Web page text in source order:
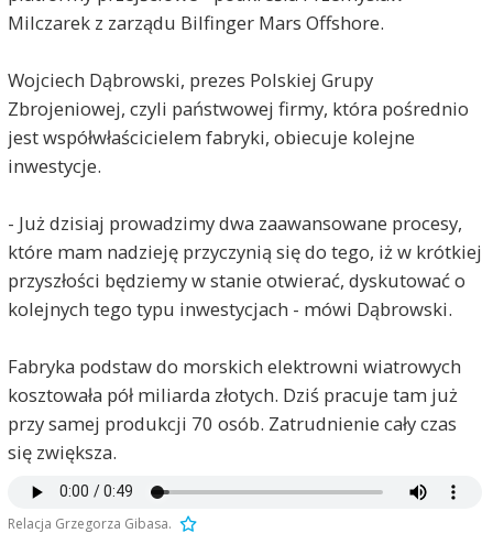
Milczarek z zarządu Bilfinger Mars Offshore.
Wojciech Dąbrowski, prezes Polskiej Grupy
Zbrojeniowej, czyli państwowej firmy, która pośrednio
jest współwłaścicielem fabryki, obiecuje kolejne
inwestycje.
- Już dzisiaj prowadzimy dwa zaawansowane procesy,
które mam nadzieję przyczynią się do tego, iż w krótkiej
przyszłości będziemy w stanie otwierać, dyskutować o
kolejnych tego typu inwestycjach - mówi Dąbrowski.
Fabryka podstaw do morskich elektrowni wiatrowych
kosztowała pół miliarda złotych. Dziś pracuje tam już
przy samej produkcji 70 osób. Zatrudnienie cały czas
się zwiększa.
Relacja Grzegorza Gibasa.